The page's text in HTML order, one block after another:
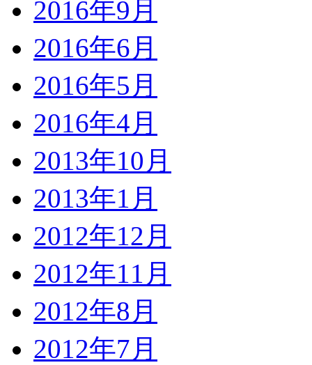
2016年9月
2016年6月
2016年5月
2016年4月
2013年10月
2013年1月
2012年12月
2012年11月
2012年8月
2012年7月